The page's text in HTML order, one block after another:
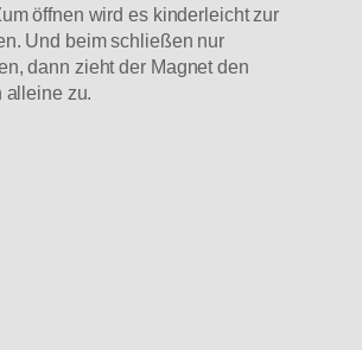
öffnen wird es kinderleicht zur
Und beim schließen nur
dann zieht der Magnet den
alleine zu.